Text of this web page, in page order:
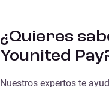
¿Quieres
Younited
Nuestros expertos te